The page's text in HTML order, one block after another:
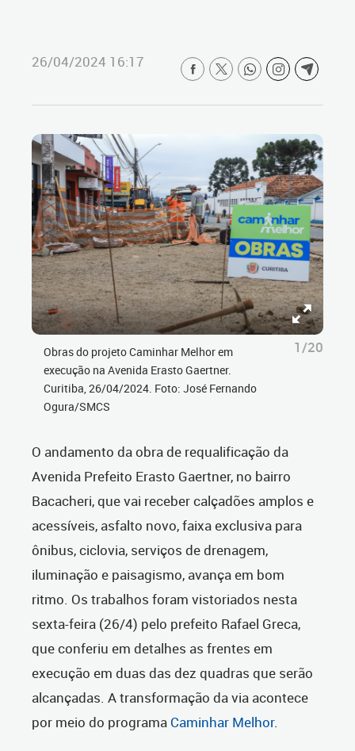
26/04/2024 16:17
Obras do projeto Caminhar Melhor em
execução na Avenida Erasto Gaertner.
Curitiba, 26/04/2024. Foto: José Fernando
Ogura/SMCS
1/20
O andamento da obra de requalificação da
Avenida Prefeito Erasto Gaertner, no bairro
Bacacheri, que vai receber calçadões amplos e
acessíveis, asfalto novo, faixa exclusiva para
ônibus, ciclovia, serviços de drenagem,
iluminação e paisagismo, avança em bom
ritmo. Os trabalhos foram vistoriados nesta
sexta-feira (26/4) pelo prefeito Rafael Greca,
que conferiu em detalhes as frentes em
execução em duas das dez quadras que serão
alcançadas. A transformação da via acontece
por meio do programa Caminhar Melhor.